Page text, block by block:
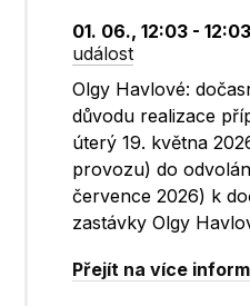
01. 06., 12:03 - 12:03
událost
Olgy Havlové:
důvodu realizace
úterý 19. května
provozu) do
července 2026) k
zastávky Olgy
Přejít na více